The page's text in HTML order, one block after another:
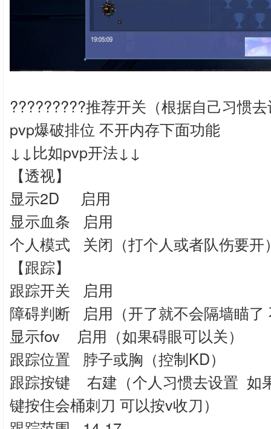
?????????推荐开关（根据自己习惯
pvp爆破排位 不开内存下面功能
↓↓比如pvp开法↓↓
【透视】
显示2D 启用
显示血条 启用
个人模式 关闭（打个人或者队伤要开
【跟踪】
跟踪开关 启用
障碍判断 启用（开了就不会隔墙瞄了
显示fov 启用（如果碍眼可以关）
跟踪位置 脖子或胸（控制KD）
跟踪按键 右建（个人习惯去设置 如
键按住会桶刺刀 可以按v收刀）